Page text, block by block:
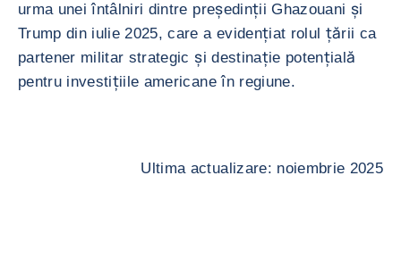
urma unei întâlniri dintre președinții Ghazouani și
Trump din iulie 2025, care a evidențiat rolul țării ca
partener militar strategic și destinație potențială
pentru investițiile americane în regiune.
Ultima actualizare: noiembrie 2025